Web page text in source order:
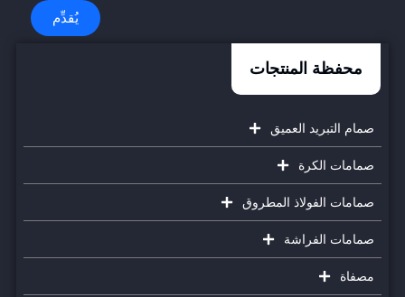
صمام التبريد العميق
صمامات الكرة
صمامات الفولاذ المطروق
صمامات الفراشة
مصفاة
محفظة المنتجات
يُقدِّم